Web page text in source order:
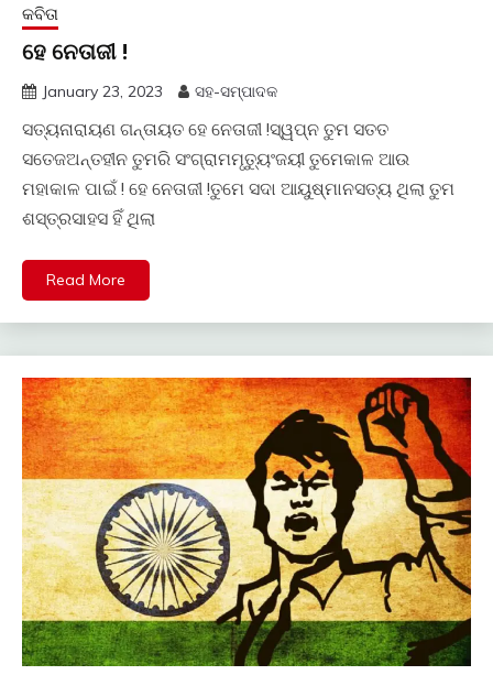
କବିତା
ହେ ନେତାଜୀ !
January 23, 2023 ସହ-ସମ୍ପାଦକ
ସତ୍ୟନାରାୟଣ ଗନ୍ତାୟତ ହେ ନେତାଜୀ !ସ୍ୱପ୍ନ ତୁମ ସତତ
ସତେଜଅନ୍ତହୀନ ତୁମରି ସଂଗ୍ରାମମୃତ୍ୟୁଂଜୟୀ ତୁମେକାଳ ଆଉ
ମହାକାଳ ପାଇଁ ! ହେ ନେତାଜୀ !ତୁମେ ସଦା ଆୟୁଷ୍ମାନସତ୍ୟ ଥିଲା ତୁମ
ଶସ୍ତ୍ରସାହସ ହିଁ ଥିଲା
Read More